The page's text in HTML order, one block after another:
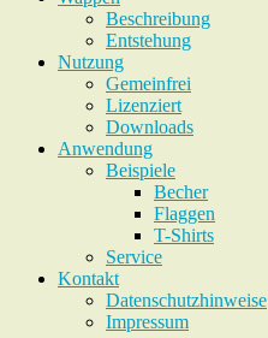
Beschreibung
Entstehung
Nutzung
Gemeinfrei
Lizenziert
Downloads
Anwendung
Beispiele
Becher
Flaggen
T-Shirts
Service
Kontakt
Datenschutzhinweise
Impressum